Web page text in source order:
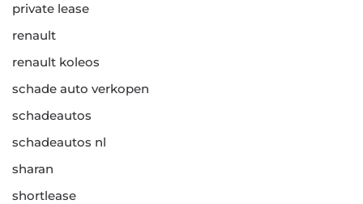
private lease
renault
renault koleos
schade auto verkopen
schadeautos
schadeautos nl
sharan
shortlease